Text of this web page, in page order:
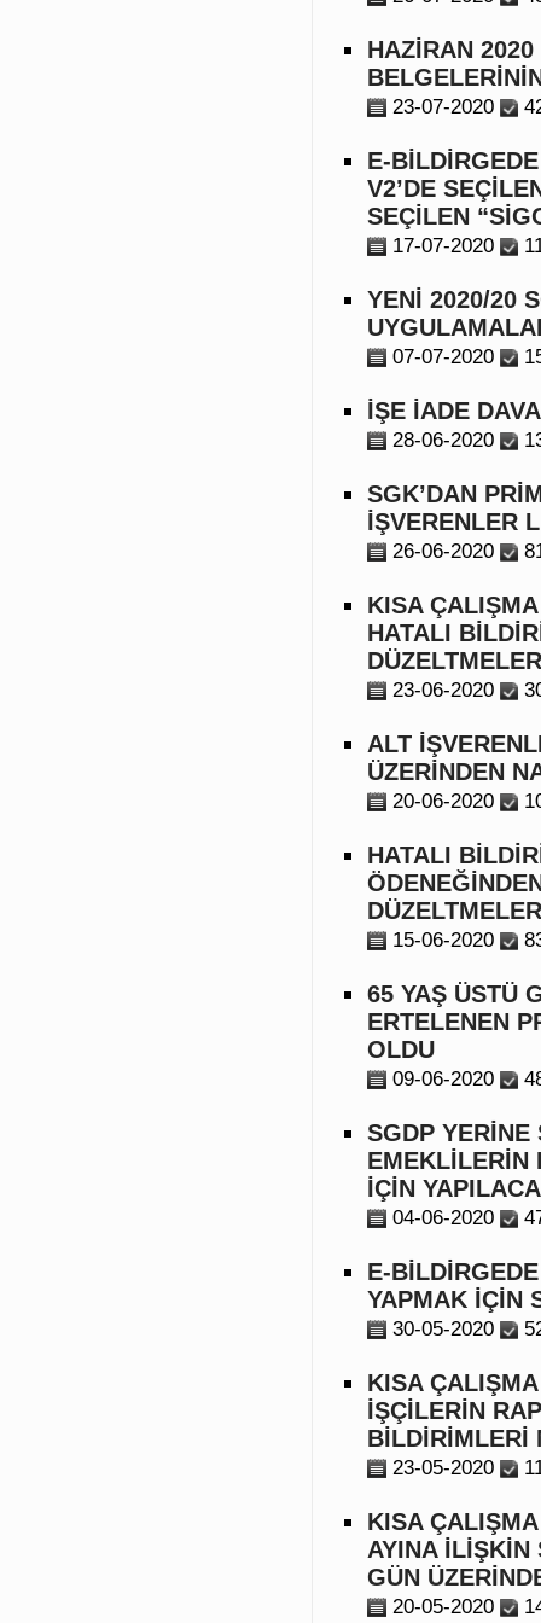
HAZİRAN
23-07-2020
E-
V2’DE
SEÇİLEN
17-07-2020
YENİ 2020/20
07-07-2020
İŞE İADE
28-06-2020
SGK’DAN
İŞVERENLER
26-06-2020
KISA
HATALI
23-06-2020
ALT
ÜZERİNDEN
20-06-2020
HATALI
15-06-2020
65 YAŞ ÜSTÜ
ERTELENEN
OLDU
09-06-2020
SGDP
EMEKLİLERİN
İÇİN
04-06-2020
E-
YAPMAK İÇİN
30-05-2020
KISA
İŞÇİLERİN
BİLDİRİMLERİ
23-05-2020
KISA
AYINA İLİŞKİN
GÜN
20-05-2020